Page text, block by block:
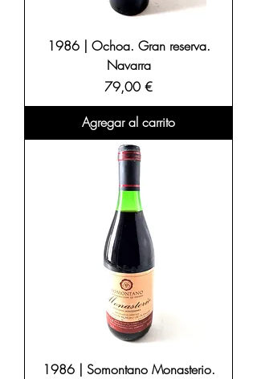
1986 | Ochoa. Gran reserva.
Navarra
Precio
79,00 €
Agregar al carrito
1986 | Somontano Monasterio.